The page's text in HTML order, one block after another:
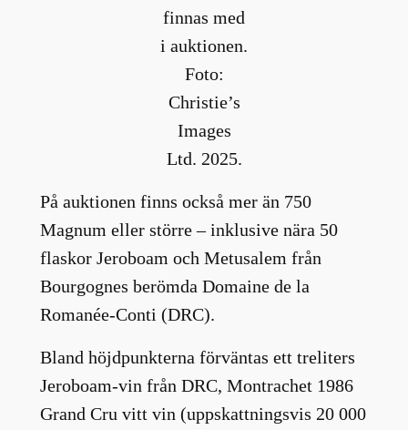
finnas med
i auktionen.
Foto:
Christie’s
Images
Ltd. 2025.
På auktionen finns också mer än 750
Magnum eller större – inklusive nära 50
flaskor Jeroboam och Metusalem från
Bourgognes berömda Domaine de la
Romanée-Conti (DRC).
Bland höjdpunkterna förväntas ett treliters
Jeroboam-vin från DRC, Montrachet 1986
Grand Cru vitt vin (uppskattningsvis 20 000